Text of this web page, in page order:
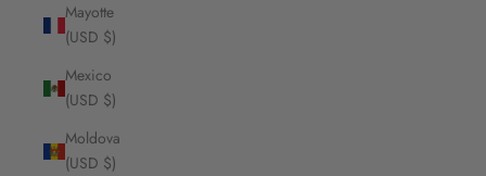
Mayotte
(USD $)
Mexico
(USD $)
Moldova
(USD $)